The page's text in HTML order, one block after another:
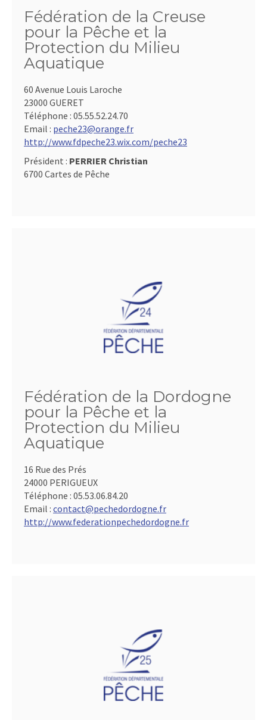
Fédération de la Creuse
pour la Pêche et la
Protection du Milieu
Aquatique
60 Avenue Louis Laroche
23000 GUERET
Téléphone : 05.55.52.24.70
Email : peche23@orange.fr
http://www.fdpeche23.wix.com/peche23
Président : PERRIER Christian
6700 Cartes de Pêche
Fédération de la Dordogne
pour la Pêche et la
Protection du Milieu
Aquatique
16 Rue des Prés
24000 PERIGUEUX
Téléphone : 05.53.06.84.20
Email : contact@pechedordogne.fr
http://www.federationpechedordogne.fr